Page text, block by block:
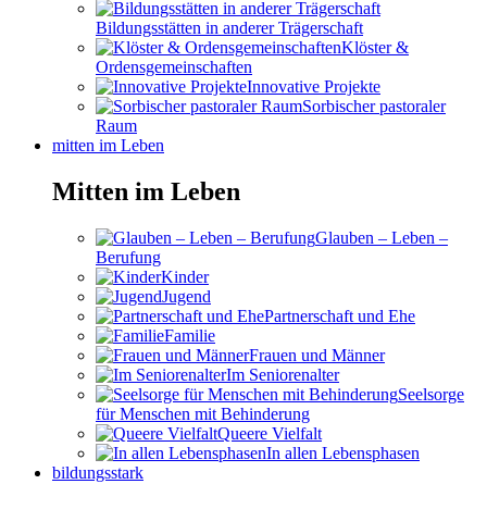
Bildungsstätten in anderer Trägerschaft
Klöster &
Ordensgemeinschaften
Innovative Projekte
Sorbischer pastoraler
Raum
mitten im Leben
Mitten im Leben
Glauben – Leben –
Berufung
Kinder
Jugend
Partnerschaft und Ehe
Familie
Frauen und Männer
Im Seniorenalter
Seelsorge
für Menschen mit Behinderung
Queere Vielfalt
In allen Lebensphasen
bildungsstark